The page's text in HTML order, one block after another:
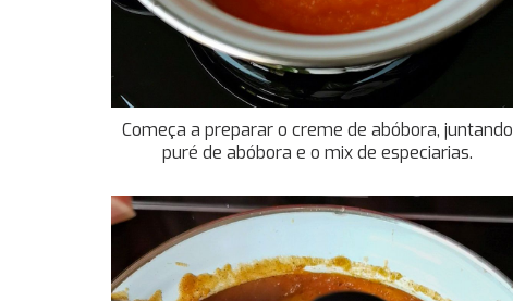
Começa a preparar o creme de abóbora, juntando
puré de abóbora e o mix de especiarias.